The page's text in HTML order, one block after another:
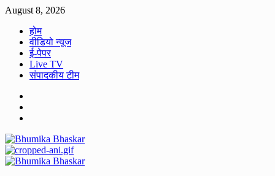
Skip
content
August 8, 2026
होम
वीडियो न्यूज
ई-पेपर
Live TV
संपादकीय टीम
Primary